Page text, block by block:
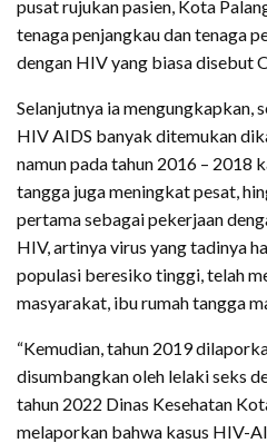
pusat rujukan pasien, Kota
tenaga penjangkau dan tenaga
dengan HIV yang biasa disebut
Selanjutnya ia mengungkapkan,
HIV AIDS banyak ditemukan
namun pada tahun 2016 – 2018
tangga juga meningkat pesat,
pertama sebagai pekerjaan
HIV, artinya virus yang tadinya
populasi beresiko tinggi, telah
masyarakat, ibu rumah tangga
“Kemudian, tahun 2019
disumbangkan oleh lelaki seks
tahun 2022 Dinas Kesehatan
melaporkan bahwa kasus HIV-